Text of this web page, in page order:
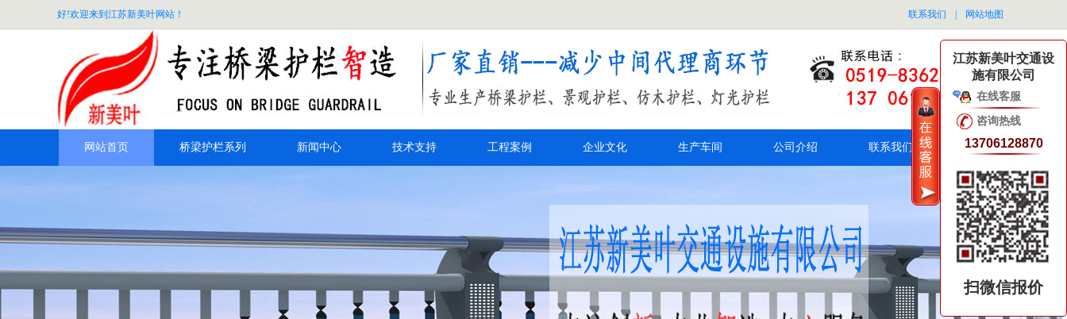
好!欢迎来到江苏新美叶网站！ 联系我们 网站地图
网站首页 桥梁护栏系列 新闻中心 技术支持 工程案例 企业文化 生产车间 公司介绍 联系我们
江苏新美叶交通设
施有限公司
在线客服
咨询热线
13706128870
扫微信报价